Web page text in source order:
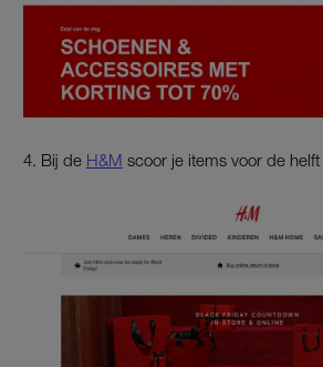
4. Bij de H&M scoor je items voor de